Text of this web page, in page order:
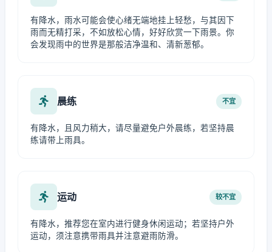
有降水，雨水可能会使心绪无端地挂上轻愁，与其因下
雨而无精打采，不如放松心情，好好欣赏一下雨景。你
会发现雨中的世界是那般洁净温和、清新葱郁。
晨练 不宜
有降水，且风力稍大，请尽量避免户外晨练，若坚持晨
练请带上雨具。
运动 较不宜
有降水，推荐您在室内进行健身休闲运动；若坚持户外
运动，须注意携带雨具并注意避雨防滑。